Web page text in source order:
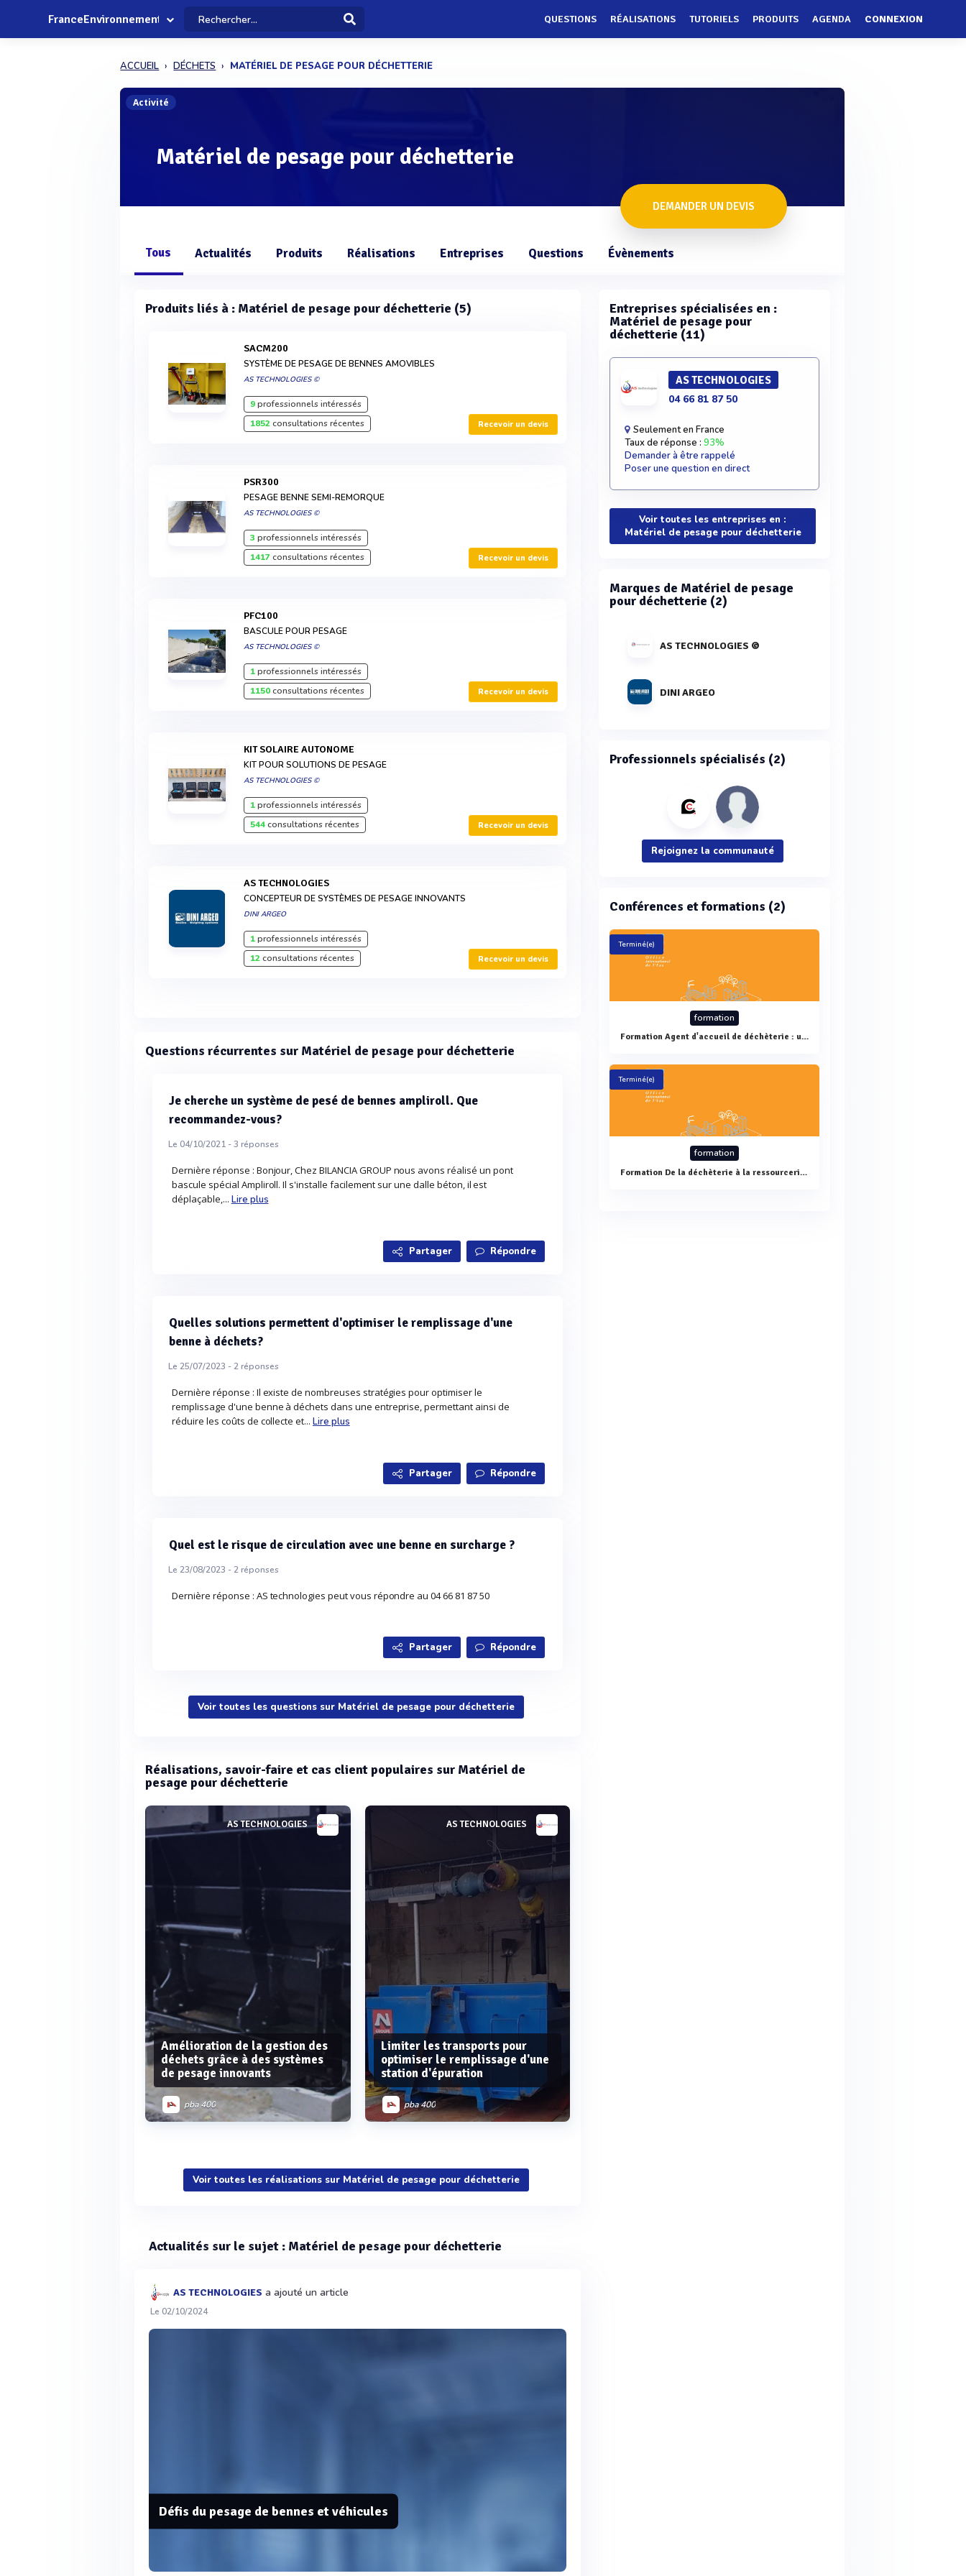
FranceEnvironnement QUESTIONS RÉALISATIONS TUTORIELS PRODUITS AGENDA CONNEXION
ACCUEIL DÉCHETS MATÉRIEL DE PESAGE POUR DÉCHETTERIE
Activité
Matériel de pesage pour déchetterie
DEMANDER UN DEVIS
Tous Actualités Produits Réalisations Entreprises Questions Évènements
Produits liés à : Matériel de pesage pour déchetterie (5)
SACM200
SYSTÈME DE PESAGE DE BENNES AMOVIBLES
AS TECHNOLOGIES ©
9professionnels intéressés
1852consultations récentes Recevoir un devis
PSR300
PESAGE BENNE SEMI-REMORQUE
AS TECHNOLOGIES ©
3 professionnels intéressés
1417consultations récentes Recevoir un devis
PFC100
BASCULE POUR PESAGE
AS TECHNOLOGIES ©
1professionnels intéressés
1150consultations récentes Recevoir un devis
KIT SOLAIRE AUTONOME
KIT POUR SOLUTIONS DE PESAGE
AS TECHNOLOGIES ©
1professionnels intéressés
544consultations récentes Recevoir un devis
AS TECHNOLOGIES
CONCEPTEUR DE SYSTÈMES DE PESAGE INNOVANTS
DINI ARGEO
1professionnels intéressés
12consultations récentes Recevoir un devis
Questions récurrentes sur Matériel de pesage pour déchetterie
Je cherche un système de pesé de bennes ampliroll. Que
recommandez-vous?
Le 04/10/2021 -3 réponses
Dernière réponse : Bonjour, Chez BILANCIA GROUP nous avons réalisé un pont
bascule spécial Ampliroll. Il s'installe facilement sur une dalle béton, il est
déplaçable,... Lire plus
Partager Répondre
Quelles solutions permettent d'optimiser le remplissage d'une
benne à déchets?
Le 25/07/2023 -2réponses
Dernière réponse : Il existe de nombreuses stratégies pour optimiser le
remplissage d'une benne à déchets dans une entreprise, permettant ainsi de
réduire les coûts de collecte et... Lire plus
Partager Répondre
Quel est le risque de circulation avec une benne en surcharge ?
Le 23/08/2023 -2réponses
Dernière réponse : AS technologies peut vous répondre au 04 66 81 87 50
Partager Répondre
Voir toutes les questions sur Matériel de pesage pour déchetterie
Réalisations, savoir-faire et cas client populaires sur Matériel de
pesage pour déchetterie
AS TECHNOLOGIES
Amélioration de la gestion des
déchets grâce à des systèmes
de pesage innovants
pba 400
Voir plus
AS TECHNOLOGIES
Limiter les transports pour
optimiser le remplissage d'une
station d'épuration
pba 400
Voir plus
Voir toutes les réalisations sur Matériel de pesage pour déchetterie
Actualités sur le sujet : Matériel de pesage pour déchetterie
AS TECHNOLOGIES a ajouté un article
Le 02/10/2024
Défis du pesage de bennes et véhicules
Entreprises spécialisées en :
Matériel de pesage pour
déchetterie (11)
AS TECHNOLOGIES
04 66 81 87 50
Seulement en France
Taux de réponse : 93%
Demander à être rappelé
Poser une question en direct
Voir toutes les entreprises en :
Matériel de pesage pour déchetterie
Marques de Matériel de pesage
pour déchetterie (2)
AS TECHNOLOGIES ©
DINI ARGEO
Professionnels spécialisés (2)
Rejoignez la communauté
Conférences et formations (2)
Terminé(e)
formation
Formation Agent d'accueil de déchèterie : un métier
Terminé(e)
formation
Formation De la déchèterie à la ressourcerie : conditions, moyens, mise en oeuvre